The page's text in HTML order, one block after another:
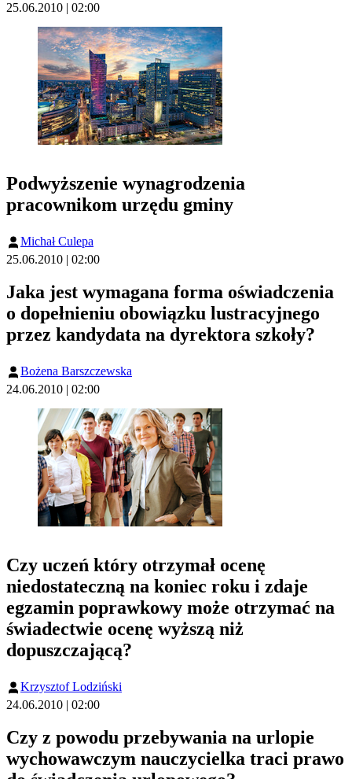
25.06.2010 | 02:00
Podwyższenie wynagrodzenia
pracownikom urzędu gminy
Michał Culepa
25.06.2010 | 02:00
Jaka jest wymagana forma oświadczenia
o dopełnieniu obowiązku lustracyjnego
przez kandydata na dyrektora szkoły?
Bożena Barszczewska
24.06.2010 | 02:00
Czy uczeń który otrzymał ocenę
niedostateczną na koniec roku i zdaje
egzamin poprawkowy może otrzymać na
świadectwie ocenę wyższą niż
dopuszczającą?
Krzysztof Lodziński
24.06.2010 | 02:00
Czy z powodu przebywania na urlopie
wychowawczym nauczycielka traci prawo